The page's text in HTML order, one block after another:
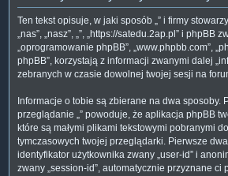
Ten tekst opisuje, w jaki sposób „” i firmy
„nas”, „nasz”, „”, „https://satedu.2ap.pl” i phpBB
„oprogramowanie phpBB”, „www.phpbb.com”,
phpBB”, korzystają z informacji zwanymi dalej
zebranych w czasie dowolnej twojej sesji na
Informacje o tobie są zbierane na dwa sposoby.
przeglądanie „” powoduje, że aplikacja phpBB
które są małymi plikami tekstowymi pobranymi
tymczasowych twojej przeglądarki. Pierwsze
identyfikator użytkownika zwany „user-id” i
zwany „session-id”, automatycznie przyznane ci